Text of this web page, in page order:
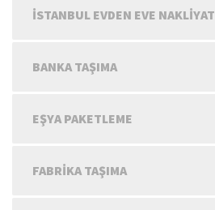
İSTANBUL EVDEN EVE NAKLIYAT
BANKA TAŞIMA
EŞYA PAKETLEME
FABRIKA TAŞIMA